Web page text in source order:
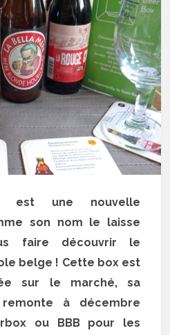
une nouvelle
son nom le laisse
faire découvrir le
belge ! Cette box est
sur le marché, sa
à décembre
ou BBB pour les